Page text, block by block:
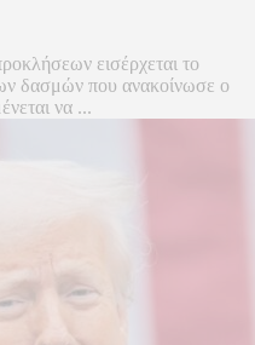
εισέρχεται το
δασμών που ανακοίνωσε ο
να ...